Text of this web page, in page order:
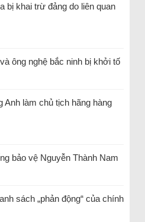
bị khai trừ đảng do liên quan
ông nghệ bắc ninh bị khởi tố
Anh làm chủ tịch hãng hàng
bảo vệ Nguyễn Thành Nam
sách „phản động“ của chính